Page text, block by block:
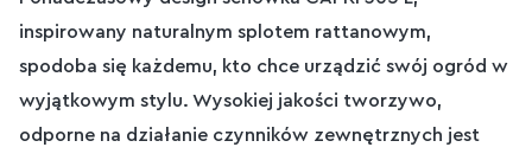
inspirowany naturalnym splotem rattanowym,
spodoba się każdemu, kto chce urządzić swój ogród w
wyjątkowym stylu. Wysokiej jakości tworzywo,
odporne na działanie czynników zewnętrznych jest